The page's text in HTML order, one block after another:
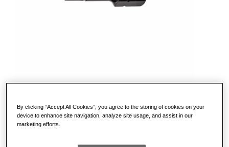
By clicking “Accept All Cookies”, you agree to the storing of cookies on your
device to enhance site navigation, analyze site usage, and assist in our
marketing efforts.